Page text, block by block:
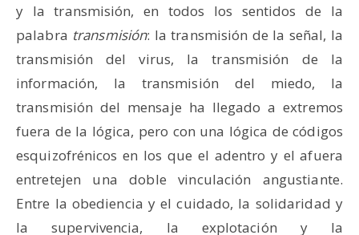
y la transmisión, en todos los sentidos de la
palabra transmisión: la transmisión de la señal, la
transmisión del virus, la transmisión de la
información, la transmisión del miedo, la
transmisión del mensaje ha llegado a extremos
fuera de la lógica, pero con una lógica de códigos
esquizofrénicos en los que el adentro y el afuera
entretejen una doble vinculación angustiante.
Entre la obediencia y el cuidado, la solidaridad y
la supervivencia, la explotación y la